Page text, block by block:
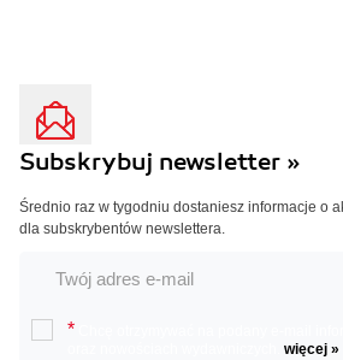
Subskrybuj newsletter »
Średnio raz w tygodniu dostaniesz informacje o
dla subskrybentów newslettera.
*
więcej »